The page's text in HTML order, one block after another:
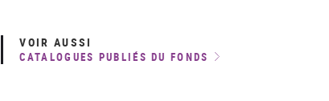
VOIR AUSSI
CATALOGUES PUBLIÉS DU FONDS